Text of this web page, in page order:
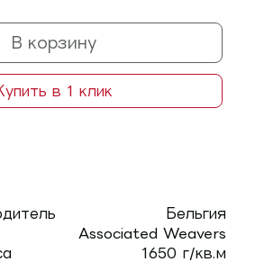
В корзину
в 1 клик
Бельгия
Associated Weavers
1650 г/кв.м